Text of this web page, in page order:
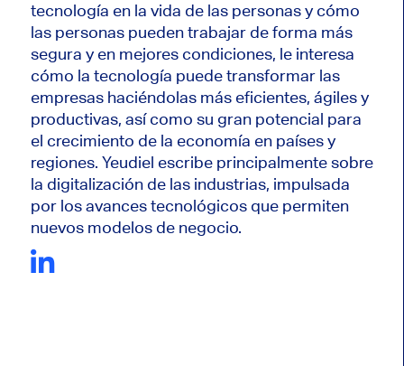
tecnología en la vida de las personas y cómo
las personas pueden trabajar de forma más
segura y en mejores condiciones, le interesa
cómo la tecnología puede transformar las
empresas haciéndolas más eficientes, ágiles y
productivas, así como su gran potencial para
el crecimiento de la economía en países y
regiones. Yeudiel escribe principalmente sobre
la digitalización de las industrias, impulsada
por los avances tecnológicos que permiten
nuevos modelos de negocio.